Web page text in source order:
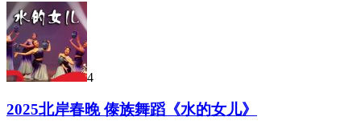
4
2025北岸春晚 傣族舞蹈《水的女儿》